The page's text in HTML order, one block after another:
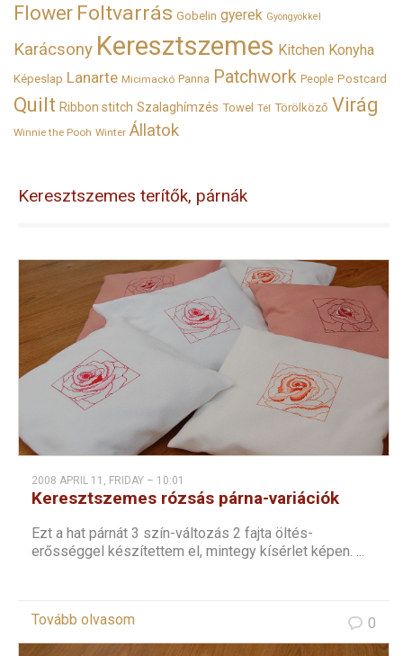
Flower Foltvarrás Gobelin gyerek Gyöngyökkel
Karácsony Keresztszemes Kitchen Konyha
Képeslap Lanarte Micimackó Panna Patchwork People Postcard
Quilt Ribbon stitch Szalaghímzés Towel Tél Törölköző Virág
Winnie the Pooh Winter Állatok
Keresztszemes terítők, párnák
2008 APRIL 11, FRIDAY – 10:01
Keresztszemes rózsás párna-variációk
Ezt a hat párnát 3 szín-változás 2 fajta öltés-
erősséggel készítettem el, mintegy kísérlet képen. ...
Tovább olvasom 0